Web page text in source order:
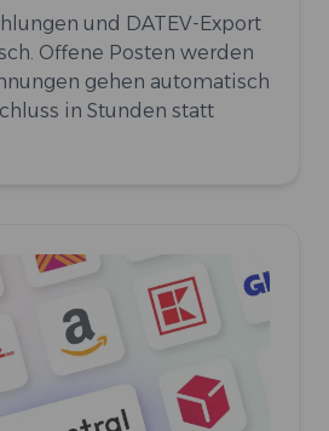
und DATEV-Export
Offene Posten werden
gehen automatisch
in Stunden statt